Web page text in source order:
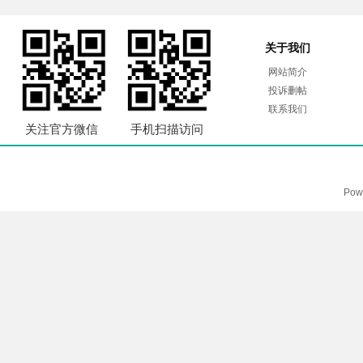
关注官方微信 手机扫描访问
关于我们
网站简介
投诉删帖
联系我们